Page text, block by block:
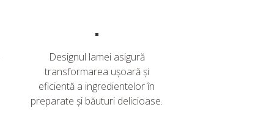
Designul lamei asigură
transformarea ușoară și
eficientă a ingredientelor în
preparate și băuturi delicioase.